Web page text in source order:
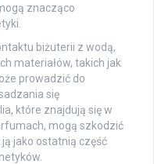
znacząco
biżuterii z wodą,
materiałów, takich jak
prowadzić do
się
które znajdują się w
mogą szkodzić
jako ostatnią część